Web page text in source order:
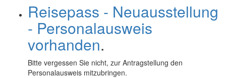
Reisepass - Neuausstellung
- Personalausweis
vorhanden.
Bitte vergessen Sie nicht, zur Antragstellung den
Personalausweis mitzubringen.